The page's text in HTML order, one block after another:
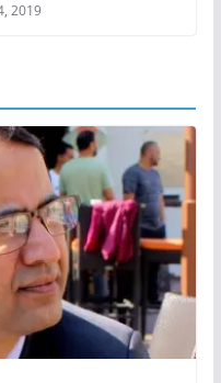
2019